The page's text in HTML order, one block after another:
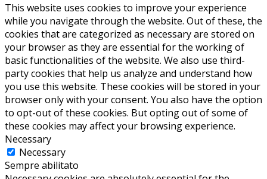
This website uses cookies to improve your experience
while you navigate through the website. Out of these, the
cookies that are categorized as necessary are stored on
your browser as they are essential for the working of
basic functionalities of the website. We also use third-
party cookies that help us analyze and understand how
you use this website. These cookies will be stored in your
browser only with your consent. You also have the option
to opt-out of these cookies. But opting out of some of
these cookies may affect your browsing experience.
Necessary
Necessary
Sempre abilitato